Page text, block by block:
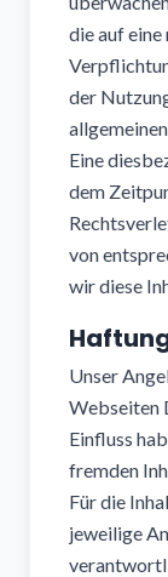
die auf
der
Eine
dem
von
wir diese
Unser
Webseiten
Einfluss
fremden
Für die
jeweilige